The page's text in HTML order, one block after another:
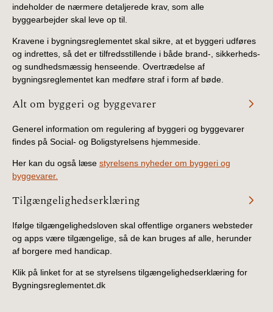
indeholder de nærmere detaljerede krav, som alle
byggearbejder skal leve op til.
Kravene i bygningsreglementet skal sikre, at et byggeri udføres
og indrettes, så det er tilfredsstillende i både brand-, sikkerheds-
og sundhedsmæssig henseende. Overtrædelse af
bygningsreglementet kan medføre straf i form af bøde.
Alt om byggeri og byggevarer
Generel information om regulering af byggeri og byggevarer
findes på Social- og Boligstyrelsens hjemmeside.
Her kan du også læse styrelsens nyheder om byggeri og
byggevarer.
Tilgængelighedserklæring
Ifølge tilgængelighedsloven skal offentlige organers websteder
og apps være tilgængelige, så de kan bruges af alle, herunder
af borgere med handicap.
Klik på linket for at se styrelsens tilgængelighedserklæring for
Bygningsreglementet.dk